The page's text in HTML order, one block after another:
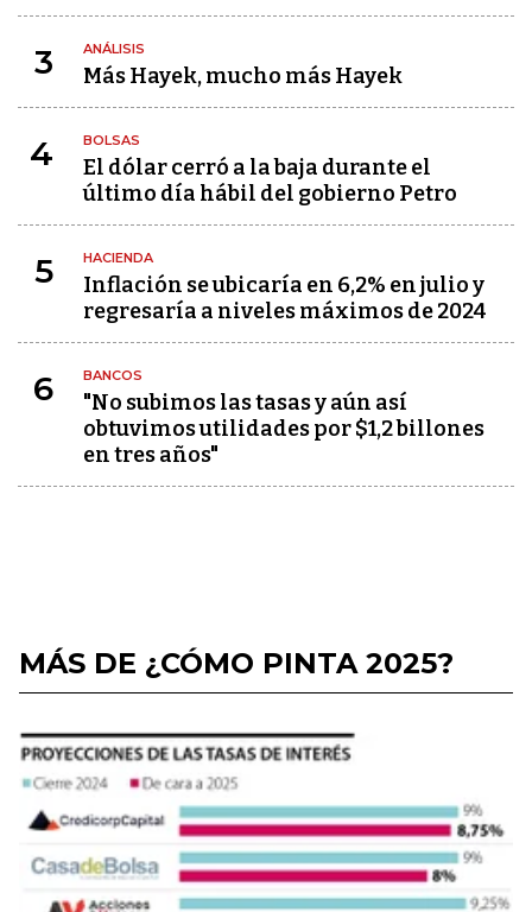
3 ANÁLISIS
Más Hayek, mucho más Hayek
4 BOLSAS
El dólar cerró a la baja durante el
último día hábil del gobierno Petro
5 HACIENDA
Inflación se ubicaría en 6,2% en julio y
regresaría a niveles máximos de 2024
6 BANCOS
"No subimos las tasas y aún así
obtuvimos utilidades por $1,2 billones
en tres años"
MÁS DE ¿CÓMO PINTA 2025?